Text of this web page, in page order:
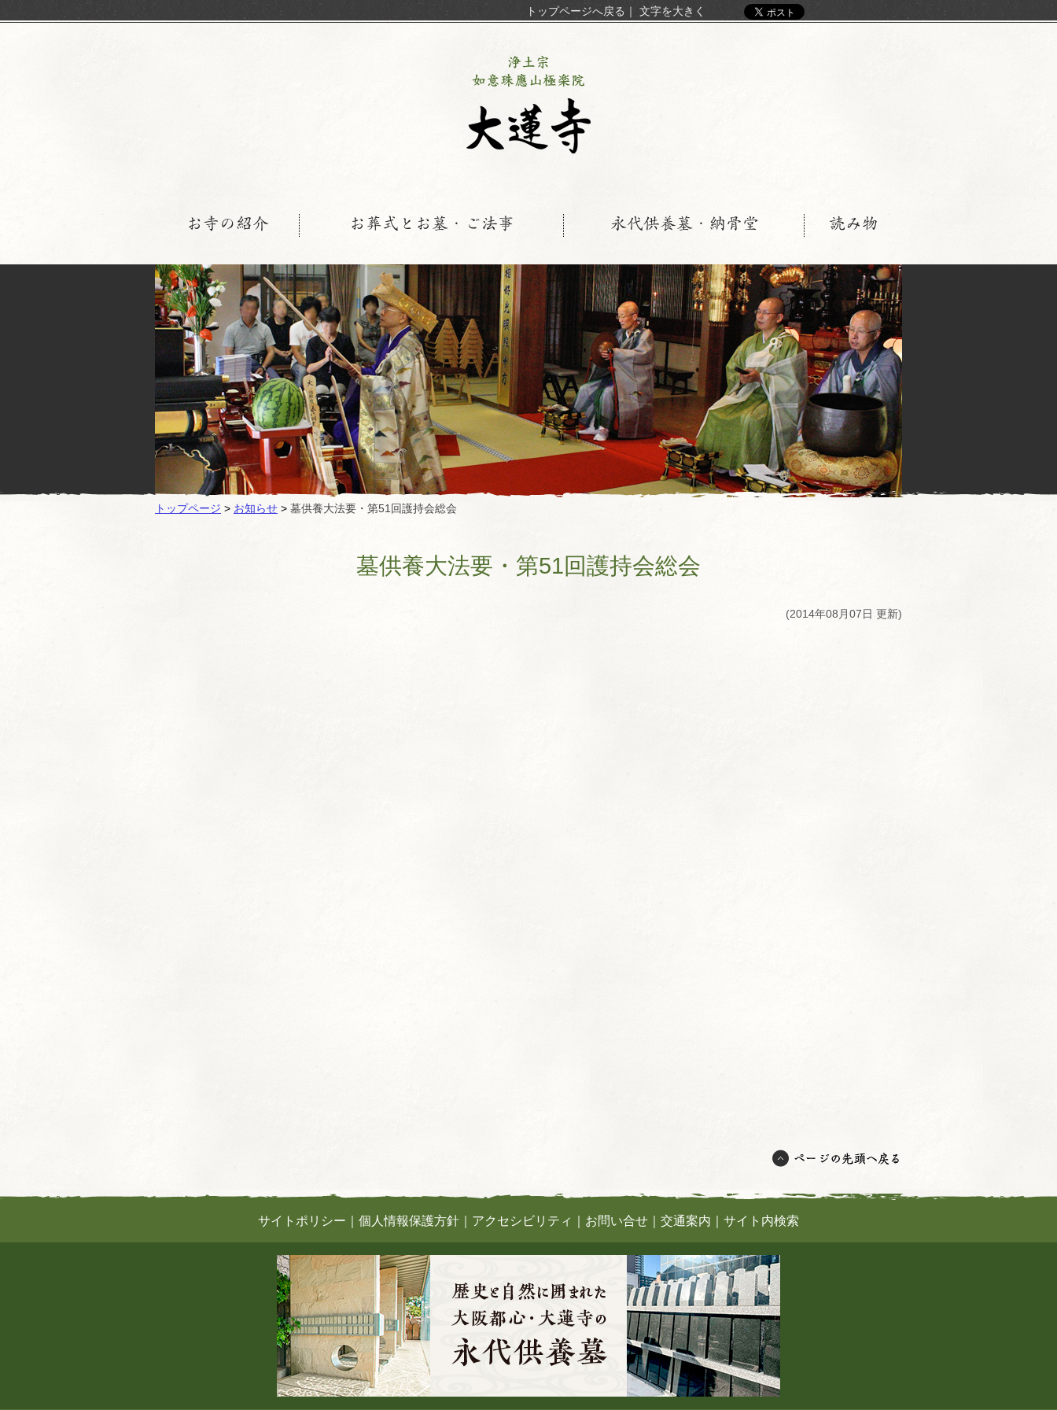
トップページへ戻る ｜ 文字を大きく
お寺の紹介 お葬式とお墓・ご法事 永代供養墓・納骨堂 読み物
トップページ > お知らせ > 墓供養大法要・第51回護持会総会
墓供養大法要・第51回護持会総会
(2014年08月07日 更新)
サイトポリシー 個人情報保護方針 アクセシビリティ お問い合せ 交通案内 サイト内検索